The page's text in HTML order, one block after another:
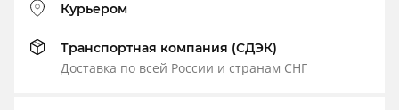
Курьером
Транспортная компания (СДЭК)
Доставка по всей России и странам СНГ